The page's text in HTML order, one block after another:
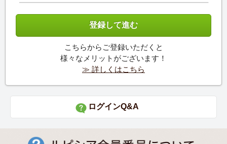
こちらからご登録いただくと
様々なメリットがございます！
≫ 詳しくはこちら